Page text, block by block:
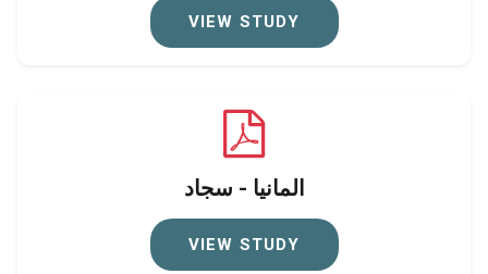
VIEW STUDY
المانيا - سجاد
VIEW STUDY